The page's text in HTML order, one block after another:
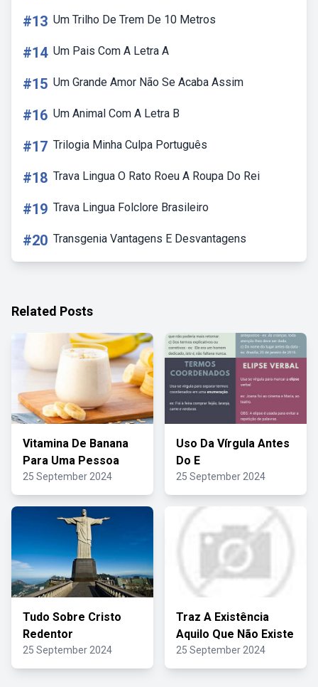
#13 Um Trilho De Trem De 10 Metros
#14 Um Pais Com A Letra A
#15 Um Grande Amor Não Se Acaba Assim
#16 Um Animal Com A Letra B
#17 Trilogia Minha Culpa Português
#18 Trava Lingua O Rato Roeu A Roupa Do Rei
#19 Trava Lingua Folclore Brasileiro
#20 Transgenia Vantagens E Desvantagens
Related Posts
Vitamina De Banana
Para Uma Pessoa
25 September 2024
Uso Da Vírgula Antes
Do E
25 September 2024
Tudo Sobre Cristo
Redentor
25 September 2024
Traz A Existência
Aquilo Que Não Existe
25 September 2024